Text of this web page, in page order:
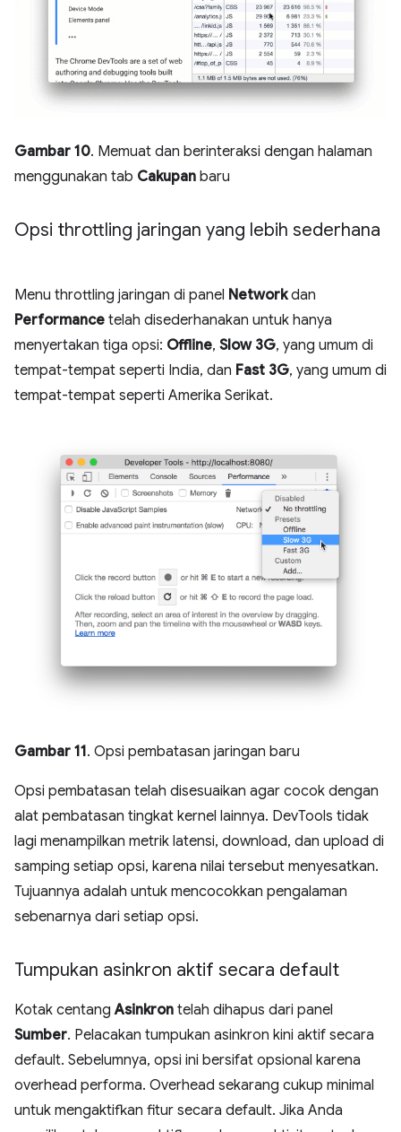
Gambar 10. Memuat dan berinteraksi dengan halaman
menggunakan tab Cakupan baru
Opsi throttling jaringan yang lebih sederhana
Menu throttling jaringan di panel Networkdan
Performance telah disederhanakan untuk hanya
menyertakan tiga opsi: Offline, Slow 3G, yang umum di
tempat-tempat seperti India, dan Fast 3G, yang umum di
tempat-tempat seperti Amerika Serikat.
Gambar 11. Opsi pembatasan jaringan baru
Opsi pembatasan telah disesuaikan agar cocok dengan
alat pembatasan tingkat kernel lainnya. DevTools tidak
lagi menampilkan metrik latensi, download, dan upload di
samping setiap opsi, karena nilai tersebut menyesatkan.
Tujuannya adalah untuk mencocokkan pengalaman
sebenarnya dari setiap opsi.
Tumpukan asinkron aktif secara default
Kotak centangAsinkron telah dihapus dari panel
Sumber. Pelacakan tumpukan asinkron kini aktif secara
default. Sebelumnya, opsi ini bersifat opsional karena
overhead performa. Overhead sekarang cukup minimal
untuk mengaktifkan fitur secara default. Jika Anda